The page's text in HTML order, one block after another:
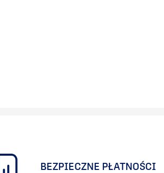
BEZPIECZNE PŁATNOŚCI